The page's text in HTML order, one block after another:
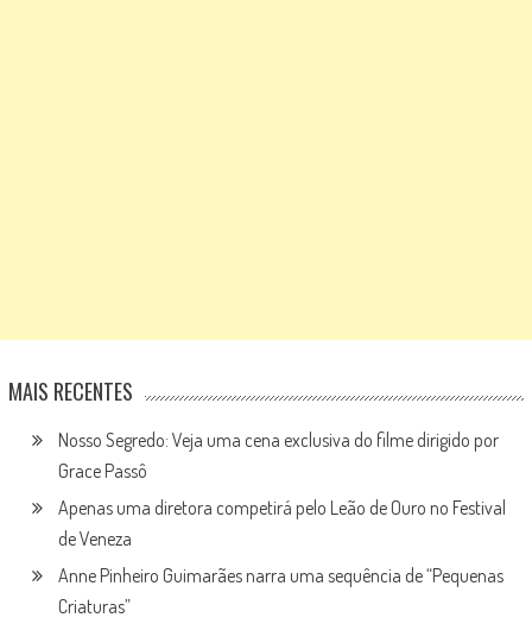
MAIS RECENTES
Nosso Segredo: Veja uma cena exclusiva do filme dirigido por
Grace Passô
Apenas uma diretora competirá pelo Leão de Ouro no Festival
de Veneza
Anne Pinheiro Guimarães narra uma sequência de “Pequenas
Criaturas”